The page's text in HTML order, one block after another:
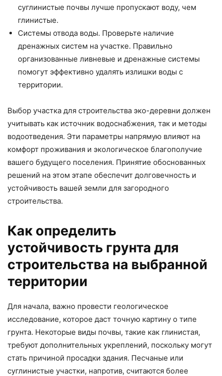
суглинистые почвы лучше пропускают воду, чем
глинистые.
Системы отвода воды. Проверьте наличие
дренажных систем на участке. Правильно
организованные ливневые и дренажные системы
помогут эффективно удалять излишки воды с
территории.
Выбор участка для строительства эко-деревни должен
учитывать как источник водоснабжения, так и методы
водоотведения. Эти параметры напрямую влияют на
комфорт проживания и экологическое благополучие
вашего будущего поселения. Принятие обоснованных
решений на этом этапе обеспечит долговечность и
устойчивость вашей земли для загородного
строительства.
Как определить
устойчивость грунта для
строительства на выбранной
территории
Для начала, важно провести геологическое
исследование, которое даст точную картину о типе
грунта. Некоторые виды почвы, такие как глинистая,
требуют дополнительных укреплений, поскольку могут
стать причиной просадки здания. Песчаные или
суглинистые участки, напротив, считаются более